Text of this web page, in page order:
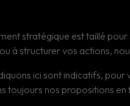
stratégique est taillé
à structurer vos actions,
ici sont indicatifs,
toujours nos propositions